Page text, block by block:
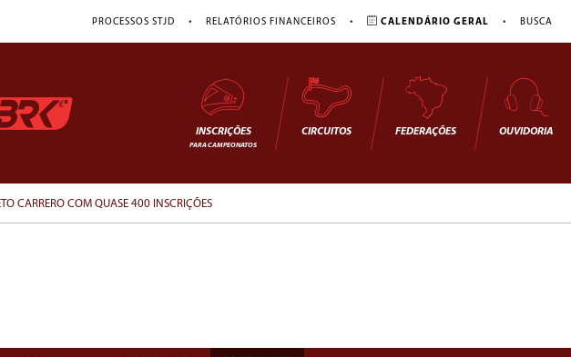
PROCESSOS STJD • RELATÓRIOS FINANCEIROS • CALENDÁRIO GERAL • BUSCA
INSCRIÇÕES
PARA CAMPEONATOS
CIRCUITOS FEDERAÇÕES OUVIDORIA
CARRERO COM QUASE 400 INSCRIÇÕES